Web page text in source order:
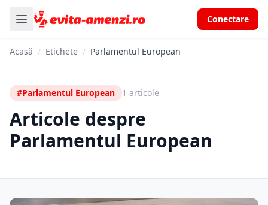
Conectare
Acasă / Etichete / Parlamentul European
#Parlamentul European 1 articole
Articole despre
Parlamentul European